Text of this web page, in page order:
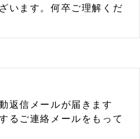
います。何卒ご理解くだ
返信メールが届きます
るご連絡メールをもって